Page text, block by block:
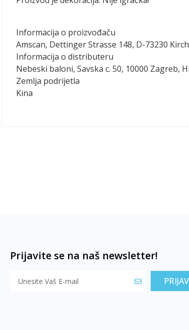
Informacija o proizvođaču
Amscan, Dettinger Strasse 148, D-73230
Informacija o distributeru
Nebeski baloni, Savska c. 50, 10000 Zagreb,
Zemlja podrijetla
Kina
Prijavite se na naš newsletter!